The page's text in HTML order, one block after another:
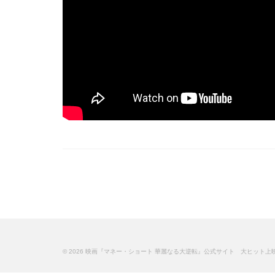
© 2026 映画『マネー・ショート 華麗なる大逆転』公式サイト 大ヒット上